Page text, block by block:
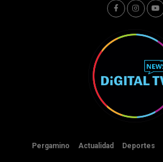
Pergamino Actualidad Deportes